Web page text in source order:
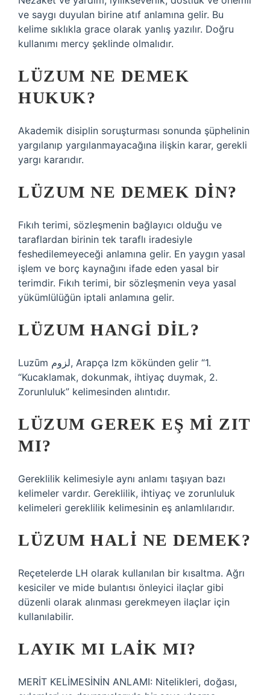
ve saygı duyulan birine atıf anlamına gelir. Bu
kelime sıklıkla grace olarak yanlış yazılır. Doğru
kullanımı mercy şeklinde olmalıdır.
LÜZUM NE DEMEK
HUKUK?
Akademik disiplin soruşturması sonunda şüphelinin
yargılanıp yargılanmayacağına ilişkin karar, gerekli
yargı kararıdır.
LÜZUM NE DEMEK DIN?
Fıkıh terimi, sözleşmenin bağlayıcı olduğu ve
taraflardan birinin tek taraflı iradesiyle
feshedilemeyeceği anlamına gelir. En yaygın yasal
işlem ve borç kaynağını ifade eden yasal bir
terimdir. Fıkıh terimi, bir sözleşmenin veya yasal
yükümlülüğün iptali anlamına gelir.
LÜZUM HANGI DIL?
Luzūm لزوم, Arapça lzm kökünden gelir “1.
“Kucaklamak, dokunmak, ihtiyaç duymak, 2.
Zorunluluk” kelimesinden alıntıdır.
LÜZUM GEREK EŞ MI ZIT
MI?
Gereklilik kelimesiyle aynı anlamı taşıyan bazı
kelimeler vardır. Gereklilik, ihtiyaç ve zorunluluk
kelimeleri gereklilik kelimesinin eş anlamlılarıdır.
LÜZUM HALI NE DEMEK?
Reçetelerde LH olarak kullanılan bir kısaltma. Ağrı
kesiciler ve mide bulantısı önleyici ilaçlar gibi
düzenli olarak alınması gerekmeyen ilaçlar için
kullanılabilir.
LAYIK MI LAIK MI?
MERİT KELİMESİNİN ANLAMI: Nitelikleri, doğası,